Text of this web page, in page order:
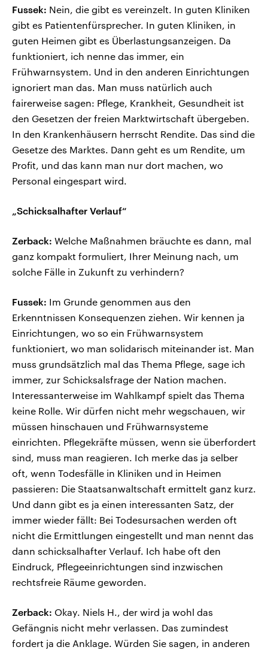
Fussek: Nein, die gibt es vereinzelt. In guten Kliniken
gibt es Patientenfürsprecher. In guten Kliniken, in
guten Heimen gibt es Überlastungsanzeigen. Da
funktioniert, ich nenne das immer, ein
Frühwarnsystem. Und in den anderen Einrichtungen
ignoriert man das. Man muss natürlich auch
fairerweise sagen: Pflege, Krankheit, Gesundheit ist
den Gesetzen der freien Marktwirtschaft übergeben.
In den Krankenhäusern herrscht Rendite. Das sind die
Gesetze des Marktes. Dann geht es um Rendite, um
Profit, und das kann man nur dort machen, wo
Personal eingespart wird.
„Schicksalhafter Verlauf“
Zerback: Welche Maßnahmen bräuchte es dann, mal
ganz kompakt formuliert, Ihrer Meinung nach, um
solche Fälle in Zukunft zu verhindern?
Fussek: Im Grunde genommen aus den
Erkenntnissen Konsequenzen ziehen. Wir kennen ja
Einrichtungen, wo so ein Frühwarnsystem
funktioniert, wo man solidarisch miteinander ist. Man
muss grundsätzlich mal das Thema Pflege, sage ich
immer, zur Schicksalsfrage der Nation machen.
Interessanterweise im Wahlkampf spielt das Thema
keine Rolle. Wir dürfen nicht mehr wegschauen, wir
müssen hinschauen und Frühwarnsysteme
einrichten. Pflegekräfte müssen, wenn sie überfordert
sind, muss man reagieren. Ich merke das ja selber
oft, wenn Todesfälle in Kliniken und in Heimen
passieren: Die Staatsanwaltschaft ermittelt ganz kurz.
Und dann gibt es ja einen interessanten Satz, der
immer wieder fällt: Bei Todesursachen werden oft
nicht die Ermittlungen eingestellt und man nennt das
dann schicksalhafter Verlauf. Ich habe oft den
Eindruck, Pflegeeinrichtungen sind inzwischen
rechtsfreie Räume geworden.
Zerback: Okay. Niels H., der wird ja wohl das
Gefängnis nicht mehr verlassen. Das zumindest
fordert ja die Anklage. Würden Sie sagen, in anderen